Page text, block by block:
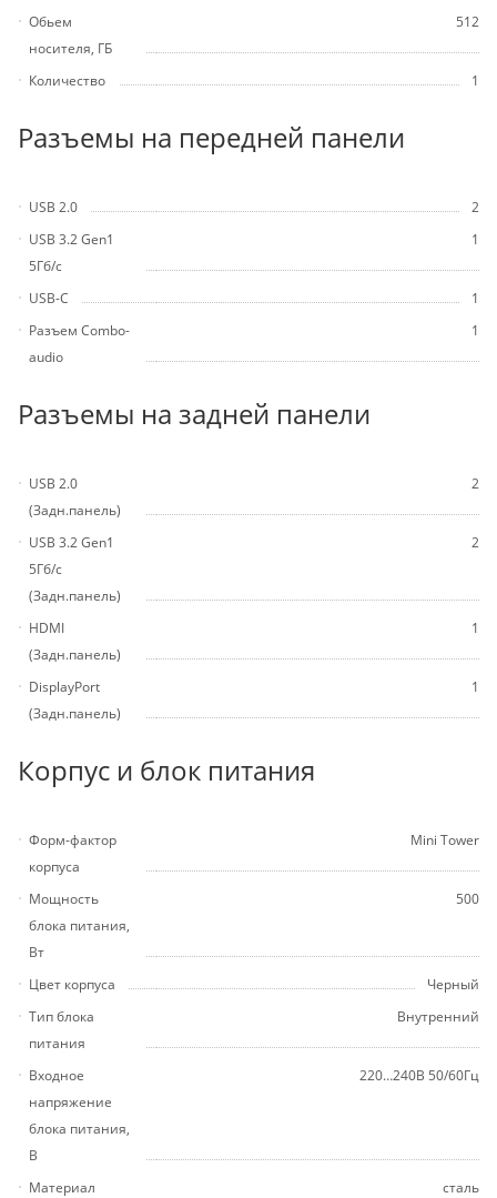
Обьем
носителя, ГБ
512
Количество 1
Разъемы на передней панели
USB 2.0
2
USB 3.2 Gen1
5Гб/с
1
USB-C
1
Разъем Combo-
audio
1
Разъемы на задней панели
USB 2.0
(Задн.панель)
2
USB 3.2 Gen1
5Гб/с
(Задн.панель)
2
HDMI
(Задн.панель)
1
DisplayPort
(Задн.панель)
1
Корпус и блок питания
Форм-фактор
корпуса
Mini Tower
Мощность
блока питания,
Вт
500
Цвет корпуса
Черный
Тип блока
питания
Внутренний
Входное
напряжение
блока питания,
В
220…240В 50/60Гц
Материал сталь